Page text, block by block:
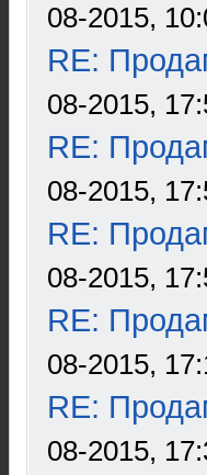
08-2015,
RE:
08-2015,
RE:
08-2015,
RE:
08-2015,
RE:
08-2015,
RE:
08-2015,